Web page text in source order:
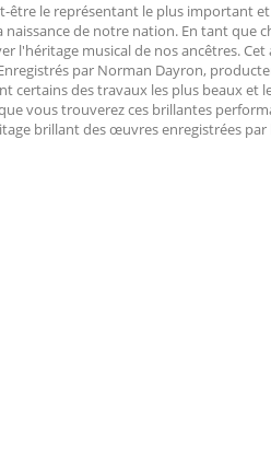
être le représentant le plus important
de notre nation. En tant que
l'héritage musical de nos ancêtres.
par Norman Dayron,
certains des travaux les plus beaux
vous trouverez ces brillantes
brillant des œuvres enregistrées par